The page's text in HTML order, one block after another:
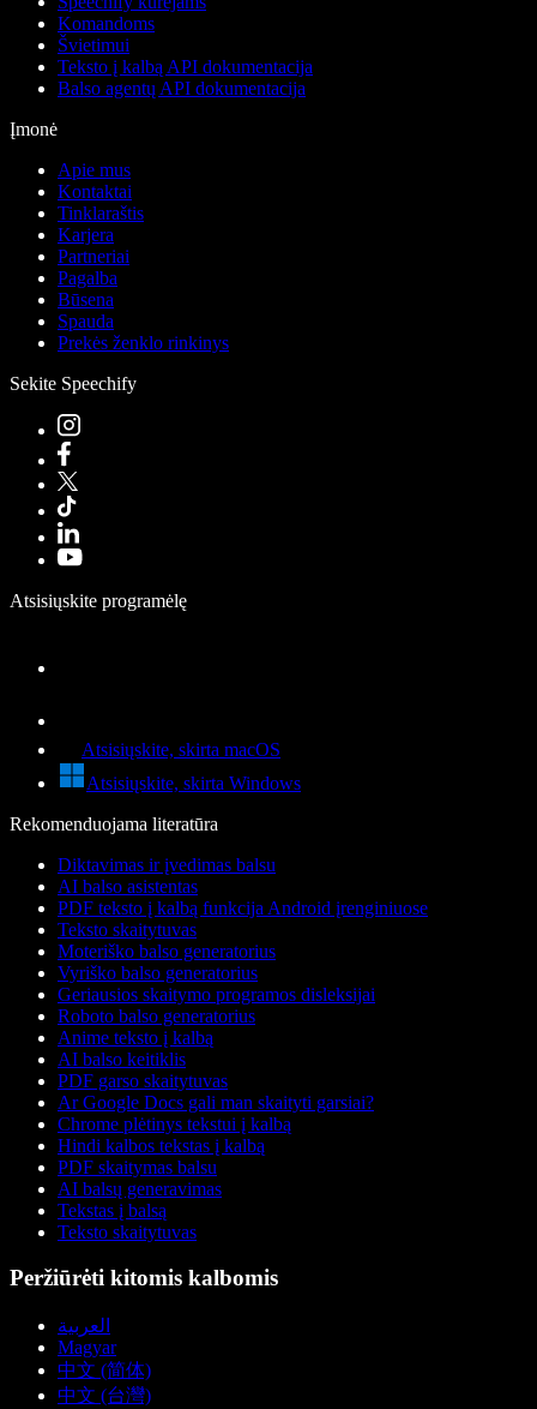
Komandoms
Švietimui
Teksto į kalbą API dokumentacija
Balso agentų API dokumentacija
Įmonė
Apie mus
Kontaktai
Tinklaraštis
Karjera
Partneriai
Pagalba
Būsena
Spauda
Prekės ženklo rinkinys
Sekite Speechify
Atsisiųskite programėlę
Atsisiųskite, skirta macOS
Atsisiųskite, skirta Windows
Rekomenduojama literatūra
Diktavimas ir įvedimas balsu
AI balso asistentas
PDF teksto į kalbą funkcija Android įrenginiuose
Teksto skaitytuvas
Moteriško balso generatorius
Vyriško balso generatorius
Geriausios skaitymo programos disleksijai
Roboto balso generatorius
Anime teksto į kalbą
AI balso keitiklis
PDF garso skaitytuvas
Ar Google Docs gali man skaityti garsiai?
Chrome plėtinys tekstui į kalbą
Hindi kalbos tekstas į kalbą
PDF skaitymas balsu
AI balsų generavimas
Tekstas į balsą
Teksto skaitytuvas
Peržiūrėti kitomis kalbomis
العربية
Magyar
中文 (简体)
中文 (台灣)